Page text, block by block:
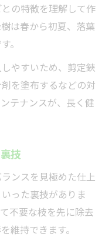
の特徴を理解して作
は春から初夏、落葉
。
やすいため、剪定鋏
を塗布するなどの対
テナンスが、長く健
技
ンスを見極めた仕上
った裏技がありま
不要な枝を先に除去
維持できます。